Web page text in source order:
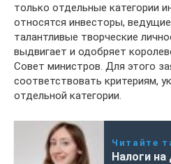
только отдельные категории
относятся инвесторы,
талантливые творческие
выдвигает и одобряет
Совет министров. Для этого
соответствовать критериям,
отдельной категории.
Читайте
Налоги